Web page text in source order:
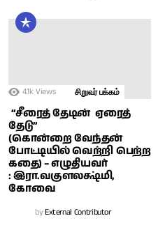
4.1k Views சிறுவர் பக்கம்
“சீரைத் தேடின் ஏரைத்
தேடு”
(கொன்றை வேந்தன்
போட்டியில் வெற்றி பெற்ற
கதை) – எழுதியவர்
: இரா.வகுளலக்ஷ்மி,
கோவை
byExternal Contributor